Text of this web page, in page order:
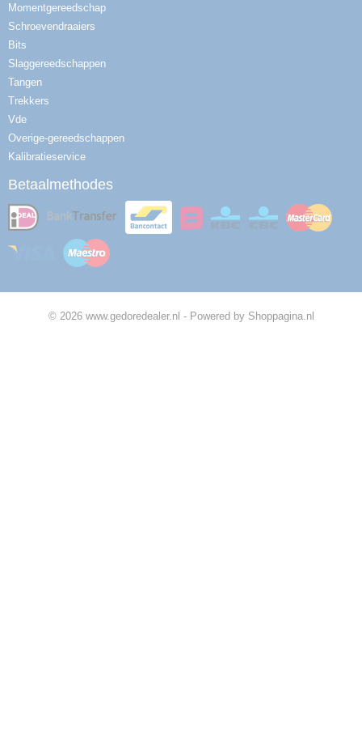
Momentgereedschap
Schroevendraaiers
Bits
Slaggereedschappen
Tangen
Trekkers
Vde
Overige-gereedschappen
Kalibratieservice
Betaalmethodes
© 2026 www.gedoredealer.nl - Powered by Shoppagina.nl